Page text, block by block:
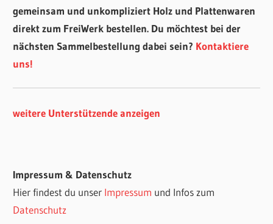
gemeinsam und unkompliziert Holz und Plattenwaren
direkt zum FreiWerk bestellen. Du möchtest bei der
nächsten Sammelbestellung dabei sein? Kontaktiere
uns!
weitere Unterstützende anzeigen
Impressum & Datenschutz
Hier findest du unser Impressum und Infos zum
Datenschutz